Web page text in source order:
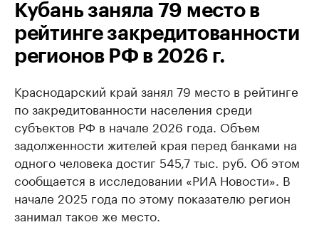
Кубань заняла 79 место в
рейтинге закредитованности
регионов РФ в 2026 г.
Краснодарский край занял 79 место в рейтинге
по закредитованности населения среди
субъектов РФ в начале 2026 года. Объем
задолженности жителей края перед банками на
одного человека достиг 545,7 тыс. руб. Об этом
сообщается в исследовании «РИА Новости». В
начале 2025 года по этому показателю регион
занимал такое же место.